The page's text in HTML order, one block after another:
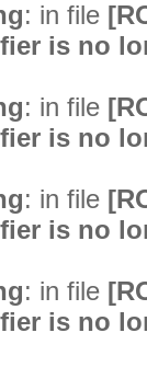
: in file
is no
: in file
is no
: in file
is no
: in file
is no